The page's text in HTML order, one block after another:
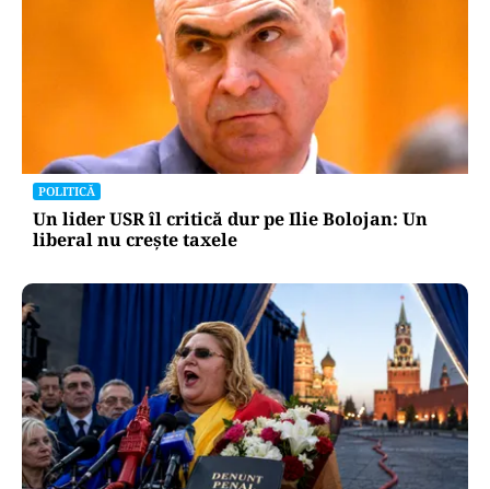
POLITICĂ
Un lider USR îl critică dur pe Ilie Bolojan: Un
liberal nu crește taxele